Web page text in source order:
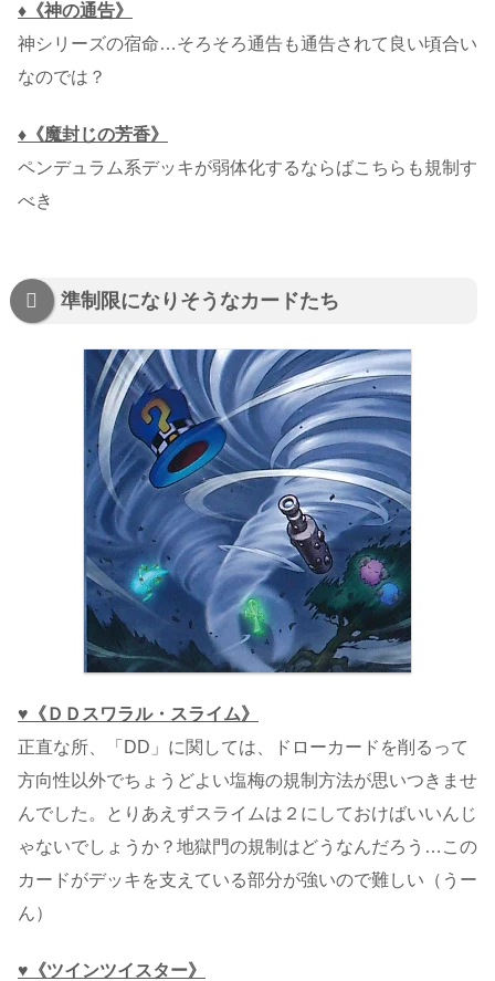
♦《神の通告》
神シリーズの宿命…そろそろ通告も通告されて良い頃合い
なのでは？
♦《魔封じの芳香》
ペンデュラム系デッキが弱体化するならばこちらも規制す
べき
準制限になりそうなカードたち
♥《ＤＤスワラル・スライム》
正直な所、「DD」に関しては、ドローカードを削るって
方向性以外でちょうどよい塩梅の規制方法が思いつきませ
んでした。とりあえずスライムは２にしておけばいいんじ
ゃないでしょうか？地獄門の規制はどうなんだろう…この
カードがデッキを支えている部分が強いので難しい（うー
ん）
♥《ツインツイスター》